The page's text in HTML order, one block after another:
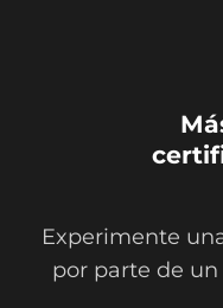
Experimente
por parte de